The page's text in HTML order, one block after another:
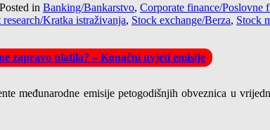
Posted in Banking/Bankarstvo, Corporate finance/Poslovne
research/Kratka istraživanja, Stock exchange/Berza, Stock
zapravo platila? – Konačni uvjeti emisije
međunarodne emisije petogodišnjih obveznica u